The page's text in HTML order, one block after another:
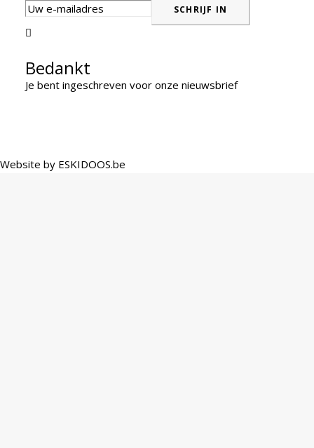

Bedankt
Je bent ingeschreven voor onze nieuwsbrief
Website by ESKIDOOS.be